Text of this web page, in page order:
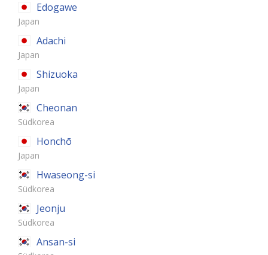
Edogawe
Japan
Adachi
Japan
Shizuoka
Japan
Cheonan
Südkorea
Honchō
Japan
Hwaseong-si
Südkorea
Jeonju
Südkorea
Ansan-si